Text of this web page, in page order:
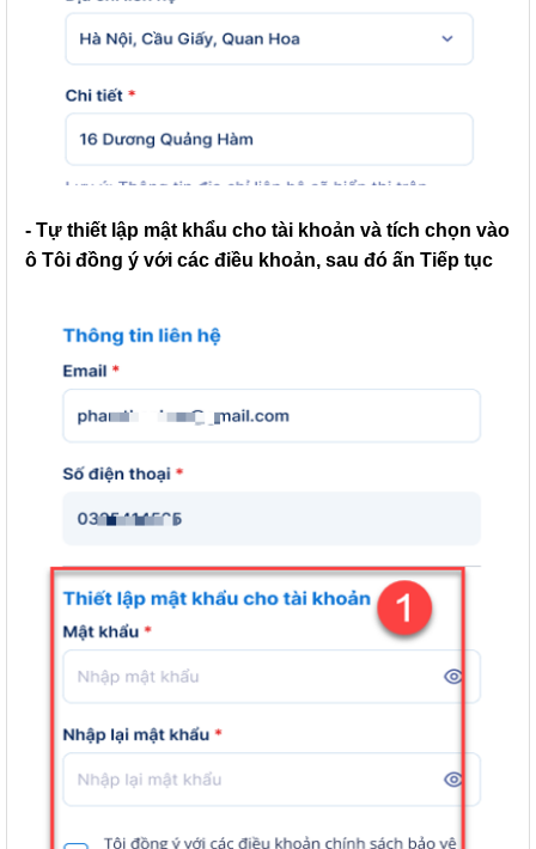
- Tự thiết lập mật khẩu cho tài khoản và tích chọn vào
ô Tôi đồng ý với các điều khoản, sau đó ấn Tiếp tục